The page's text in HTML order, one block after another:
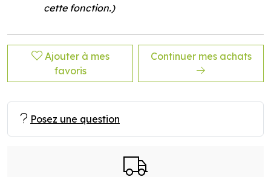
cette fonction.)
Ajouter à mes
favoris
Continuer mes achats
Posez une question